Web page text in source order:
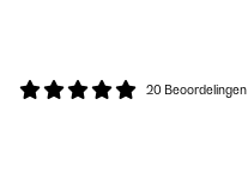
20 Beoordelingen